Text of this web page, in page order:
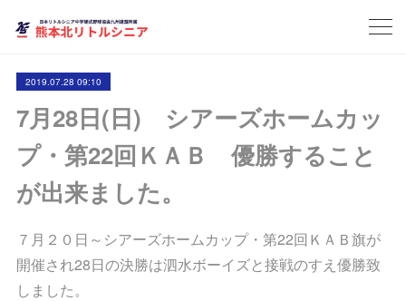
2019.07.28 09:10
7月28日(日) シアーズホームカッ
プ・第22回ＫＡＢ 優勝すること
が出来ました。
７月２０日～シアーズホームカップ・第22回ＫＡＢ旗が
開催され28日の決勝は泗水ボーイズと接戦のすえ優勝致
しました。